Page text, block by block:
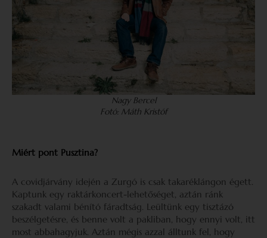
Nagy Bercel
Fotó: Máth Kristóf
Miért pont Pusztina?
A covidjárvány idején a Zurgó is csak takaréklángon égett.
Kaptunk egy raktárkoncert-lehetőséget, aztán ránk
szakadt valami bénító fáradtság. Leültünk egy tisztázó
beszélgetésre, és benne volt a pakliban, hogy ennyi volt, itt
most abbahagyjuk. Aztán mégis azzal álltunk fel, hogy